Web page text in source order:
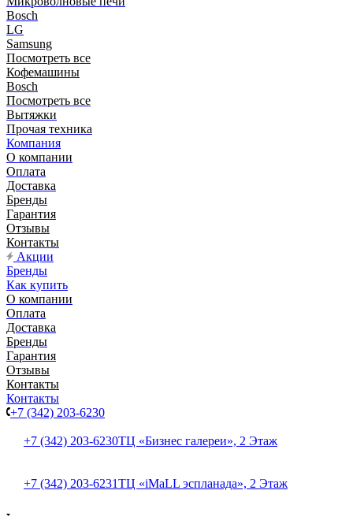
Bosch
LG
Samsung
Посмотреть все
Кофемашины
Bosch
Посмотреть все
Вытяжки
Прочая техника
Компания
О компании
Оплата
Доставка
Бренды
Гарантия
Отзывы
Контакты
Акции
Бренды
Как купить
О компании
Оплата
Доставка
Бренды
Гарантия
Отзывы
Контакты
Контакты
+7 (342) 203-6230
+7 (342) 203-6230ТЦ «Бизнес галереи», 2 Этаж
+7 (342) 203-6231ТЦ «iMaLL эспланада», 2 Этаж